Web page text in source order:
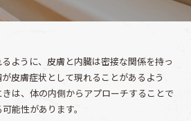
ように、皮膚と内臓は密接な関係を持っ
皮膚症状として現れることがあるよう
は、体の内側からアプローチすることで
能性があります。